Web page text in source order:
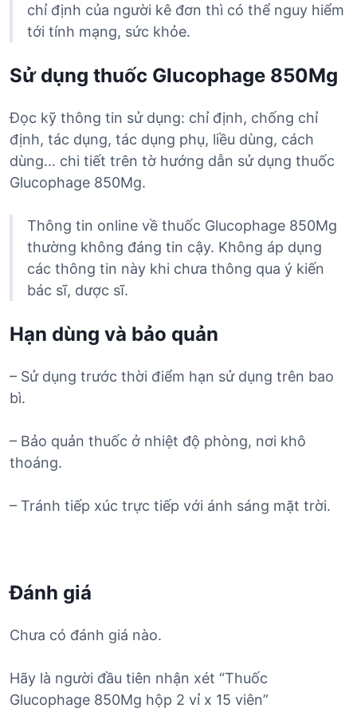
chỉ định của người kê đơn thì có thể nguy hiểm
tới tính mạng, sức khỏe.
Sử dụng thuốc Glucophage 850Mg
Đọc kỹ thông tin sử dụng: chỉ định, chống chỉ
định, tác dụng, tác dụng phụ, liều dùng, cách
dùng… chi tiết trên tờ hướng dẫn sử dụng thuốc
Glucophage 850Mg.
Thông tin online về thuốc Glucophage 850Mg
thường không đáng tin cậy. Không áp dụng
các thông tin này khi chưa thông qua ý kiến
bác sĩ, dược sĩ.
Hạn dùng và bảo quản
– Sử dụng trước thời điểm hạn sử dụng trên bao
bì.
– Bảo quản thuốc ở nhiệt độ phòng, nơi khô
thoáng.
– Tránh tiếp xúc trực tiếp với ánh sáng mặt trời.
Đánh giá
Chưa có đánh giá nào.
Hãy là người đầu tiên nhận xét “Thuốc
Glucophage 850Mg hộp 2 vỉ x 15 viên”